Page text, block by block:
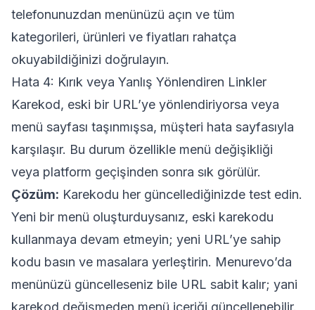
telefonunuzdan menünüzü açın ve tüm
kategorileri, ürünleri ve fiyatları rahatça
okuyabildiğinizi doğrulayın.
Hata 4: Kırık veya Yanlış Yönlendiren Linkler
Karekod, eski bir URL’ye yönlendiriyorsa veya
menü sayfası taşınmışsa, müşteri hata sayfasıyla
karşılaşır. Bu durum özellikle menü değişikliği
veya platform geçişinden sonra sık görülür.
Çözüm: Karekodu her güncellediğinizde test edin.
Yeni bir menü oluşturduysanız, eski karekodu
kullanmaya devam etmeyin; yeni URL’ye sahip
kodu basın ve masalara yerleştirin. Menurevo’da
menünüzü güncelleseniz bile URL sabit kalır; yani
karekod değişmeden menü içeriği güncellenebilir.